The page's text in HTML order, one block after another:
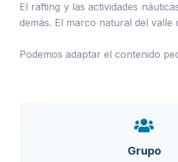
El rafting y las actividades
demás. El marco natural del
Podemos adaptar el contenido
Grupo